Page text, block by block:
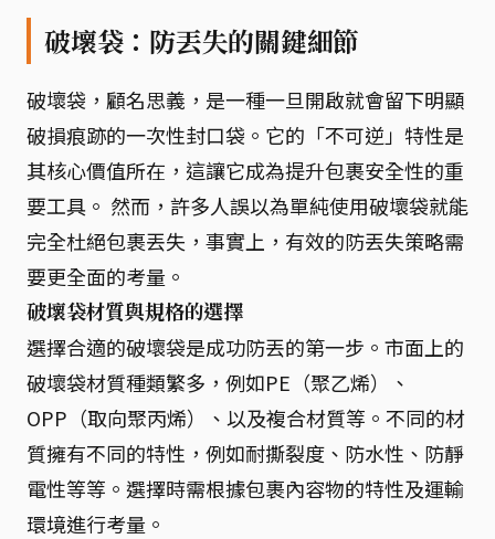
破壞袋：防丟失的關鍵細節
破壞袋，顧名思義，是一種一旦開啟就會留下明顯
破損痕跡的一次性封口袋。它的「不可逆」特性是
其核心價值所在，這讓它成為提升包裹安全性的重
要工具。 然而，許多人誤以為單純使用破壞袋就能
完全杜絕包裹丟失，事實上，有效的防丟失策略需
要更全面的考量。
破壞袋材質與規格的選擇
選擇合適的破壞袋是成功防丟的第一步。市面上的
破壞袋材質種類繁多，例如PE（聚乙烯）、
OPP（取向聚丙烯）、以及複合材質等。不同的材
質擁有不同的特性，例如耐撕裂度、防水性、防靜
電性等等。選擇時需根據包裹內容物的特性及運輸
環境進行考量。